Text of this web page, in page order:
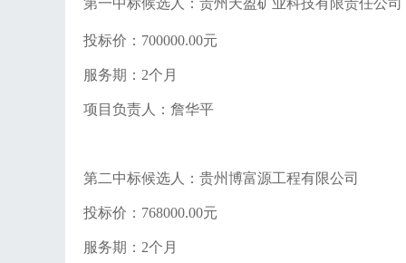
投标价： 700000.00元
服务期： 2个月
项目负责人：詹华平
第二中标候选人：贵州博富源工程有限公司
投标价： 768000.00元
服务期： 2个月